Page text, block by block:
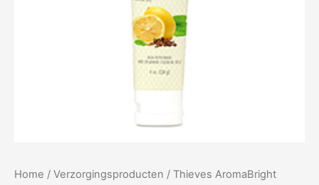
Home / Verzorgingsproducten / Thieves AromaBright